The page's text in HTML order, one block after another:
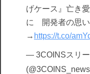
げケース』亡き
に 開発者の思い
→ https://t.co/
— 3COINSスリー